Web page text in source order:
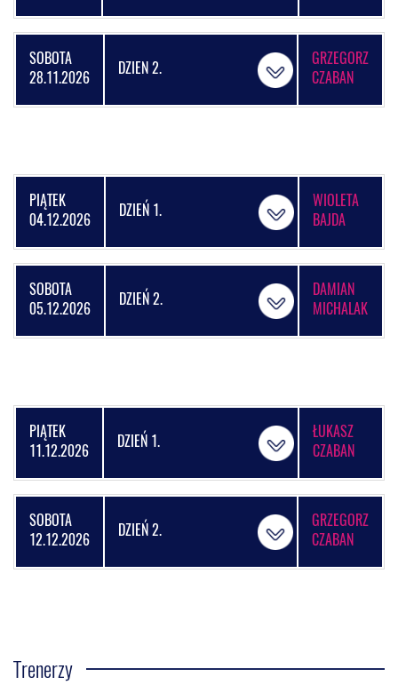
SOBOTA
28.11.2026
DZIEN 2.
GRZEGORZ
CZABAN
PIĄTEK
04.12.2026
DZIEŃ 1.
WIOLETA
BAJDA
SOBOTA
05.12.2026
DZIEŃ 2.
DAMIAN
MICHALAK
PIĄTEK
11.12.2026
DZIEŃ 1.
ŁUKASZ
CZABAN
SOBOTA
12.12.2026
DZIEŃ 2.
GRZEGORZ
CZABAN
Trenerzy